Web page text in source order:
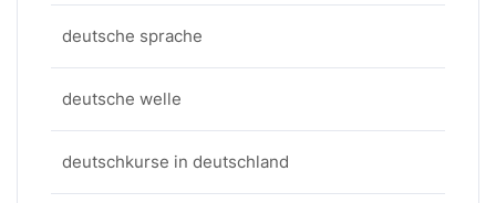
deutsche sprache
deutsche welle
deutschkurse in deutschland